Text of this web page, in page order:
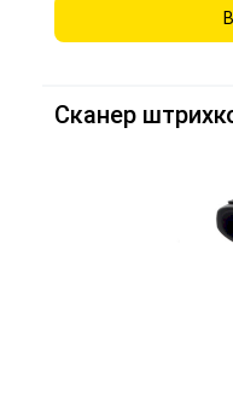
Сканер